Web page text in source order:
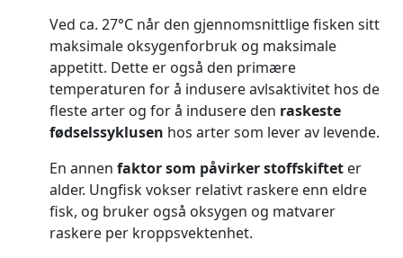
Ved ca. 27°C når den gjennomsnittlige fisken sitt
maksimale oksygenforbruk og maksimale
appetitt. Dette er også den primære
temperaturen for å indusere avlsaktivitet hos de
fleste arter og for å indusere den raskeste
fødselssyklusen hos arter som lever av levende.
En annen faktor som påvirker stoffskiftet er
alder. Ungfisk vokser relativt raskere enn eldre
fisk, og bruker også oksygen og matvarer
raskere per kroppsvektenhet.